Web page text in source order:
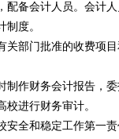
会计人员。会计人
度。
门批准的收费项目
财务会计报告，委
进行财务审计。
和稳定工作第一责